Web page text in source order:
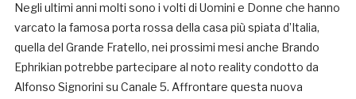
Negli ultimi anni molti sono i volti di Uomini e Donne che hanno
varcato la famosa porta rossa della casa più spiata d’Italia,
quella del Grande Fratello, nei prossimi mesi anche Brando
Ephrikian potrebbe partecipare al noto reality condotto da
Alfonso Signorini su Canale 5. Affrontare questa nuova